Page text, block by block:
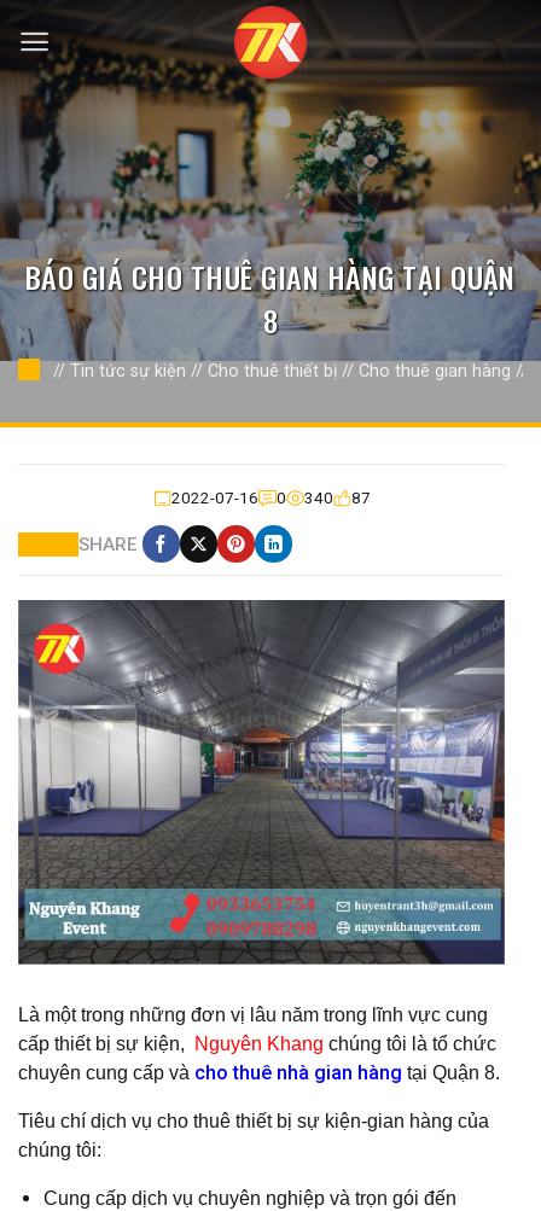
qua
nội
dung
BÁO GIÁ CHO THUÊ GIAN HÀNG TẠI QUẬN
8
// Tin tức sự kiện // Cho thuê thiết bị // Cho thuê gian hàng //
2022-07-16 0 340 87
SHARE
Là một trong những đơn vị lâu năm trong lĩnh vực cung
cấp thiết bị sự kiện,
Nguyên Khang chúng tôi là tổ chức
chuyên cung cấp và cho thuê nhà gian hàng tại Quận 8.
Tiêu chí dịch vụ cho thuê thiết bị sự kiện-gian hàng của
chúng tôi:
Cung cấp dịch vụ chuyên nghiệp và trọn gói đến